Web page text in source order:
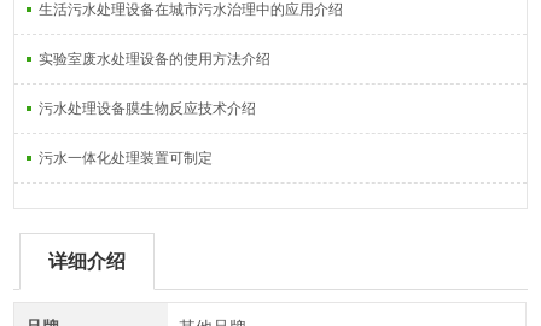
生活污水处理设备在城市污水治理中的应用介绍
实验室废水处理设备的使用方法介绍
污水处理设备膜生物反应技术介绍
污水一体化处理装置可制定
详细介绍